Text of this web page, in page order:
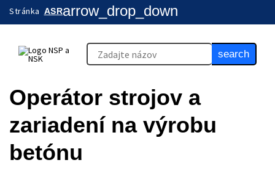
Stránka ASRarrow_drop_down
search
Operátor strojov a
zariadení na výrobu
betónu